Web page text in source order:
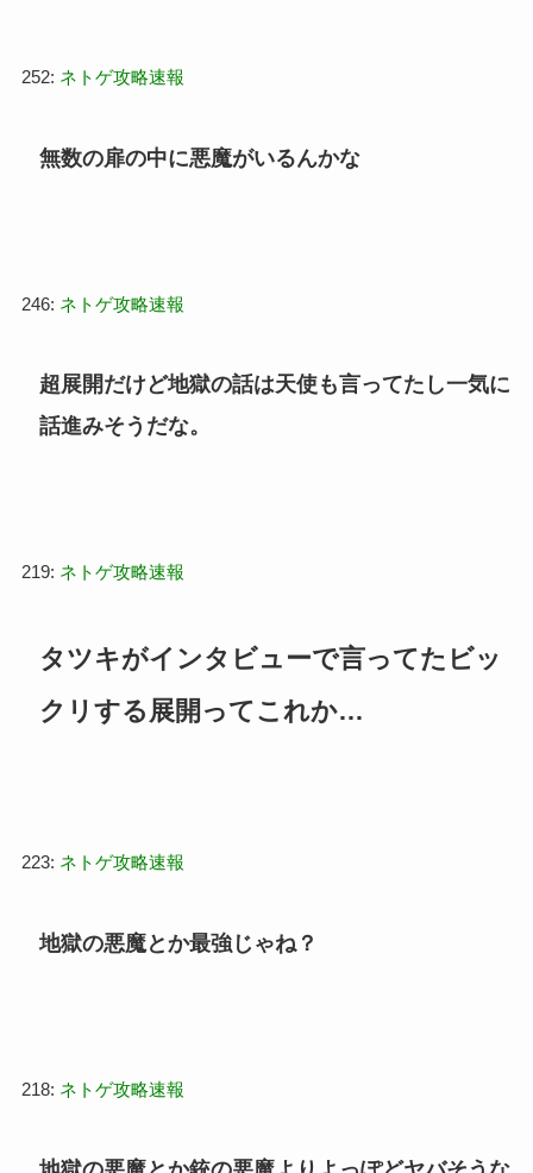
252: ネトゲ攻略速報
無数の扉の中に悪魔がいるんかな
246: ネトゲ攻略速報
超展開だけど地獄の話は天使も言ってたし一気に
話進みそうだな。
219: ネトゲ攻略速報
タツキがインタビューで言ってたビッ
クリする展開ってこれか…
223: ネトゲ攻略速報
地獄の悪魔とか最強じゃね？
218: ネトゲ攻略速報